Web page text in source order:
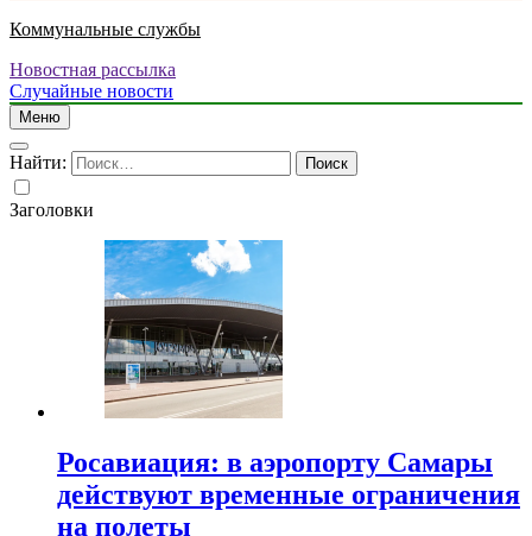
Коммунальные службы
Новостная рассылка
Случайные новости
Меню
Найти:
Заголовки
Росавиация: в аэропорту Самары
действуют временные ограничения
на полеты